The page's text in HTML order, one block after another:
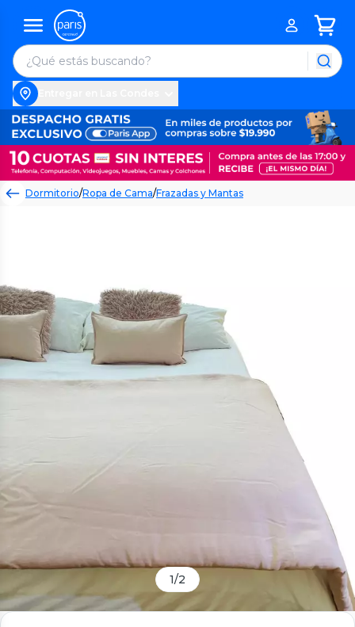
Dormitorio/Ropa de Cama/Frazadas y Mantas
1/2